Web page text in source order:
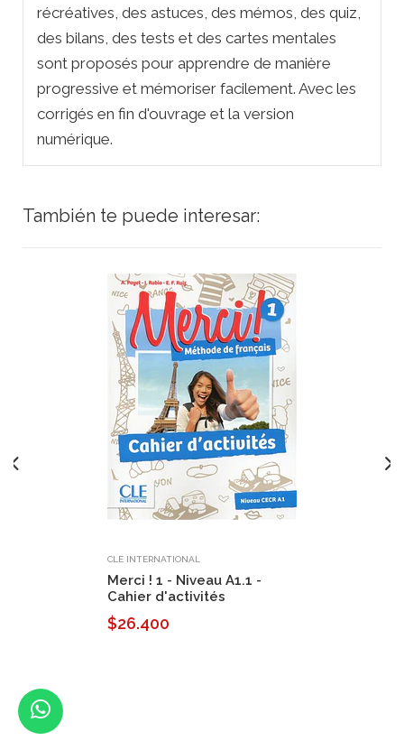
récréatives, des astuces, des mémos, des quiz,
des bilans, des tests et des cartes mentales
sont proposés pour apprendre de manière
progressive et mémoriser facilement. Avec les
corrigés en fin d'ouvrage et la version
numérique.
También te puede interesar:
CLE INTERNATIONAL
Merci ! 1 - Niveau A1.1 -
Cahier d'activités
$26.400